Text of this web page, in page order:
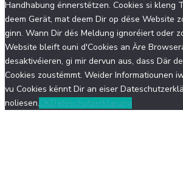
Handhabung ënnerstëtzen. Cookies si kleng
deem Gerät, mat deem Dir op dëse Website
ginn. Wann Dir dës Meldung ignoréiert oder
Website bleift ouni d'Cookies an Äre
desaktivéieren, gi mir dervun aus, dass Där
Cookies zoustëmmt. Weider Informatiounen
vu Cookies kënnt Dir an eiser
noliesen.OKDateschutzerklärung